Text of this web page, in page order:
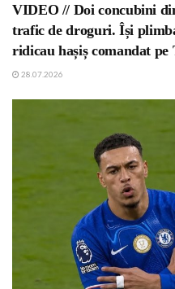
VIDEO // Doi concubini
trafic de droguri. Își
ridicau hașiș comandat pe
28.07.2026